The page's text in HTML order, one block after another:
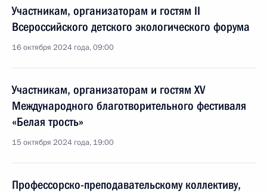
Участникам, организаторам и гостям II
Всероссийского детского экологического форума
16 октября 2024 года, 09:00
Участникам, организаторам и гостям XV
Международного благотворительного фестиваля
«Белая трость»
15 октября 2024 года, 19:00
Профессорско-преподавательскому коллективу,